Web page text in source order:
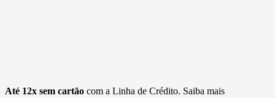
Até 12x sem cartão com a Linha de Crédito. Saiba mais